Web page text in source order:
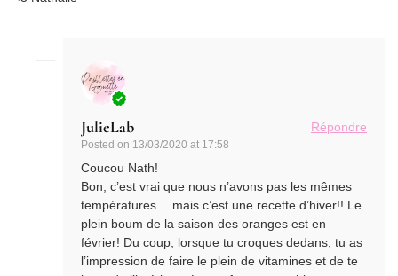
JulieLab
Posted on 13/03/2020 at 17:58
Répondre
Coucou Nath!
Bon, c’est vrai que nous n’avons pas les mêmes
températures… mais c’est une recette d’hiver!! Le
plein boum de la saison des oranges est en
février! Du coup, lorsque tu croques dedans, tu as
l’impression de faire le plein de vitamines et de te